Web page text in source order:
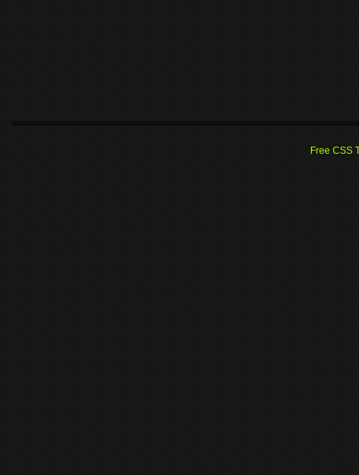
Free CSS